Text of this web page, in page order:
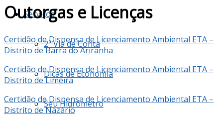
Serviços
2ª Via de Conta
Dicas de Economia
Seu Hidrômetro
Outorgas e Licenças
Certidão de Dispensa de Licenciamento Ambiental ETA –
Distrito de Barra do Ariranha
Certidão de Dispensa de Licenciamento Ambiental ETA –
Distrito de Limeira
Certidão de Dispensa de Licenciamento Ambiental ETA –
Distrito de Nazário